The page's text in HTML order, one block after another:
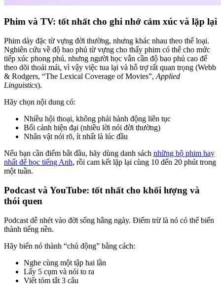
Phim và TV: tốt nhất cho ghi nhớ cảm xúc và lặp lại
Phim dày đặc từ vựng đời thường, nhưng khác nhau theo thể loại.
Nghiên cứu về độ bao phủ từ vựng cho thấy phim có thể cho mức
tiếp xúc phong phú, nhưng người học vẫn cần độ bao phủ cao để
theo dõi thoải mái, vì vậy việc tua lại và hỗ trợ rất quan trọng (Webb
& Rodgers, “The Lexical Coverage of Movies”, Applied
Linguistics).
Hãy chọn nội dung có:
Nhiều hội thoại, không phải hành động liên tục
Bối cảnh hiện đại (nhiều lời nói đời thường)
Nhân vật nói rõ, ít nhất là lúc đầu
Nếu bạn cần điểm bắt đầu, hãy dùng danh sách những bộ phim hay
nhất để học tiếng Anh, rồi cam kết lặp lại cùng 10 đến 20 phút trong
một tuần.
Podcast và YouTube: tốt nhất cho khối lượng và
thói quen
Podcast dễ nhét vào đời sống hằng ngày. Điểm trừ là nó có thể biến
thành tiếng nền.
Hãy biến nó thành “chủ động” bằng cách:
Nghe cùng một tập hai lần
Lấy 5 cụm và nói to ra
Viết tóm tắt 3 câu